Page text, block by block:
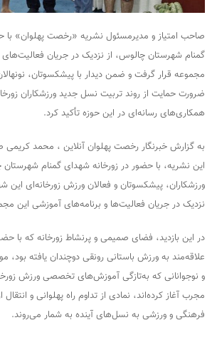
صاحب امتیاز و مدیرمسئول نشریه «رخصت پهلوان» با
گمنام شهرستان چالوس، از نزدیک در جریان
مجموعه قرار گرفت و ضمن دیدار با پیشکسوتان،
ضرورت حمایت از روند تربیت نسل جدید ورزشکاران
همکاری‌های رسانه‌ای در این حوزه تأکید کرد.
به گزارش خبرنگار رخصت پهلوان آنلاین ، محمد
این نشریه، با حضور در زورخانه شهدای گمنام
ورزشکاران، پیشکسوتان و فعالان ورزش زورخانه‌ای این
نزدیک در جریان فعالیت‌ها و برنامه‌های آموزشی این
در این بازدید، فضای صمیمی و پرنشاط زورخانه که با
علاقه‌مند به ورزش باستانی رونقی دوچندان یافته بود،
و نوجوانانی که به‌تازگی آموزش‌های تخصصی ورزش
مجرب آغاز کرده‌اند، نمادی از تداوم راه پهلوانی و
فرهنگی و ورزشی به نسل‌های آینده به شمار می‌روند.